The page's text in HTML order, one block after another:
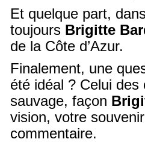
Et quelque part,
toujours Brigitte
de la Côte d’Azur.
Finalement, une
été idéal ? Celui
sauvage, façon
vision, votre
commentaire.